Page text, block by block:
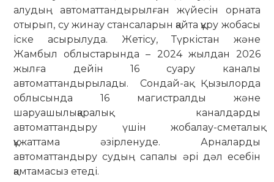
алудың автоматтандырылған жүйесін орната
отырып, су жинау стансаларын қайта құру жобасы
іске асырылуда. Жетісу, Түркістан және
Жамбыл облыстарында – 2024 жылдан 2026
жылға дейін 16 суару каналы
автоматтандырылады. Сондай-ақ Қызылорда
облысында 16 магистралды және
шаруашылықаралық каналдарды
автоматтандыру үшін жобалау-сметалық
құжаттама әзірленуде. Арналарды
автоматтандыру судың сапалы әрі дәл есебін
қамтамасыз етеді.